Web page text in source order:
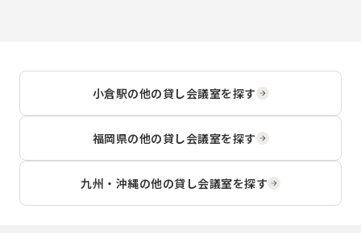
小倉駅の他の貸し会議室を探す
福岡県の他の貸し会議室を探す
九州・沖縄の他の貸し会議室を探す